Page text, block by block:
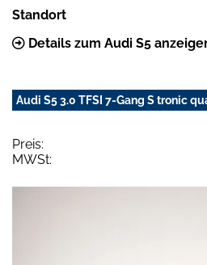
Standort
Details zum Audi S5
Audi S5 3.0 TFSI 7-Gang S tronic
Preis:
MWSt: